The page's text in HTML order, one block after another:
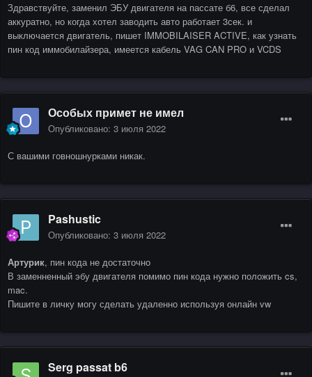
Здравствуйте, заменил ЭБУ двигателя на пассате б6, все сделал
аккуратно, но когда хотел заводить авто работает 3сек. и
выключается двигатель, пишет IMMOBILAISER ACTIVE, как узнать
пин код иммобилайзера, имеется кабель VAG CAN PRO и VCDS
Особых примет не имел
Опубликовано: 3 июля 2022
С вашими говношнурками никак.
Pashustic
Опубликовано: 3 июля 2022
Артурик, пин кода не достаточно
В заменненный эбу двигателя помимо пин кода нужно положить cs,
mac.
Пишите в личку могу сделать удаленно используя онлайн vw
Serg passat b6